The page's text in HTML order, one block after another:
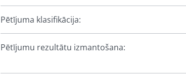
Pētījuma klasifikācija:
Pētījumu rezultātu izmantošana: